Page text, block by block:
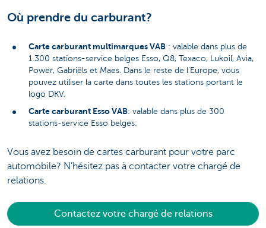
Où prendre du carburant?
Carte carburant multimarques VAB : valable dans plus de
1.300 stations-service belges Esso, Q8, Texaco, Lukoil, Avia,
Power, Gabriëls et Maes. Dans le reste de l’Europe, vous
pouvez utiliser la carte dans toutes les stations portant le
logo DKV.
Carte carburant Esso VAB: valable dans plus de 300
stations-service Esso belges.
Vous avez besoin de cartes carburant pour votre parc
automobile? N’hésitez pas à contacter votre chargé de
relations.
Contactez votre chargé de relations